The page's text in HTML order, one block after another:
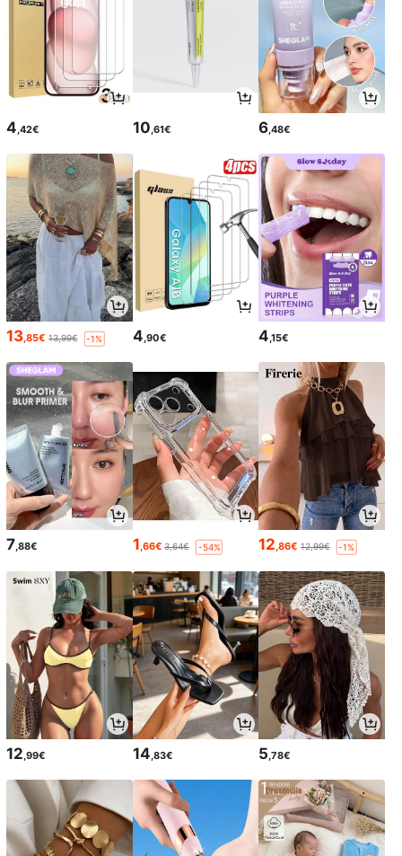
4,42€ 10,61€ 6,48€
13,85€ 13,99€ -1% 4,90€ 4,15€
7,88€ 1,66€ 3,64€ -54% 12,86€ 12,99€ -1%
12 ,99€ 14 ,83€ 5 ,78€